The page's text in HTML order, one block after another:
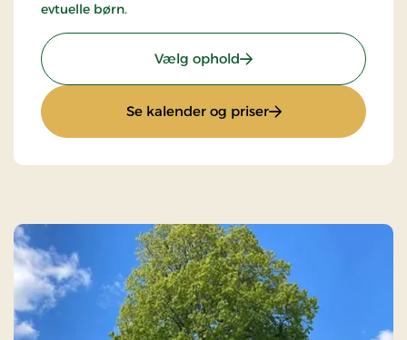
evtuelle børn.
Vælg ophold: Ophold med
Se kalender og priser: Ophold med